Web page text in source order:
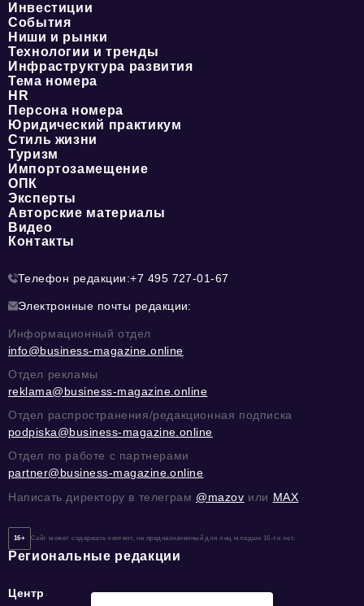
Инвестиции
События
Ниши и рынки
Технологии и тренды
Инфраструктура развития
Тема номера
HR
Персона номера
Юридический практикум
Стиль жизни
Туризм
Импортозамещение
ОПК
Эксперты
Авторские материалы
Видео
Контакты
Телефон редакции:+7 495 727-01-67
Электронные почты редакции:
Информационный отдел
info@business-magazine.online
Отдел рекламы
reklama@business-magazine.online
Отдел распространения/редакционная подписка
podpiska@business-magazine.online
Отдел по работе с партнерами
partner@business-magazine.online
Написать директору в телеграм @mazov или MAX
16+ Сайт может содержать контент, не предназначенный для лиц младше 16-ти лет.
Региональные редакции
Центр